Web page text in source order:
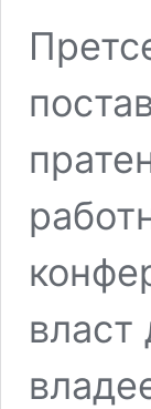
власт